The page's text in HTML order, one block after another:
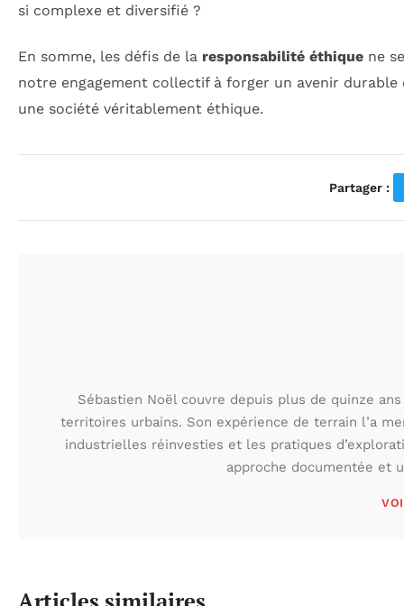
si complexe et diversifié ?
En somme, les défis de la responsabilité éthique ne
notre engagement collectif à forger un avenir
une société véritablement éthique.
Partager :
Sébastien Noël couvre depuis plus de quinze
territoires urbains. Son expérience de terrain l’a
industrielles réinvesties et les pratiques
approche documentée et